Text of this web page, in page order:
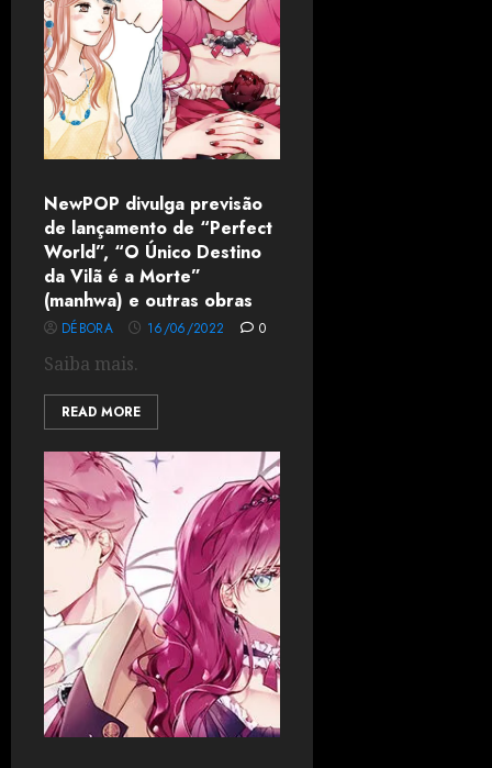
NewPOP divulga previsão
de lançamento de “Perfect
World”, “O Único Destino
da Vilã é a Morte”
(manhwa) e outras obras
DÉBORA 16/06/2022 0
Saiba mais.
READ MORE